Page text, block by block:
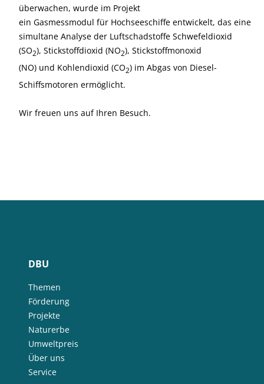
überwachen, wurde im Projekt
ein Gasmessmodul für Hochseeschiffe entwickelt, das eine
simultane Analyse der Luftschadstoffe Schwefeldioxid
(SO2), Stickstoffdioxid (NO2), Stickstoffmonoxid
(NO) und Kohlendioxid (CO2) im Abgas von Diesel-
Schiffsmotoren ermöglicht.
Wir freuen uns auf Ihren Besuch.
DBU
Themen
Förderung
Projekte
Naturerbe
Umweltpreis
Über uns
Service